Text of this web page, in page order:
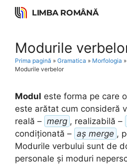
Skip
LIMBA ROMÂNĂ
Modurile
Prima pagină » Gramatica » Morfologia »
Modurile verbelor
Modul este forma pe care
este arătat cum consideră
reală – merg , realizabilă –
condiționată – aș merge ,
Modurile verbului sunt de
personale și moduri